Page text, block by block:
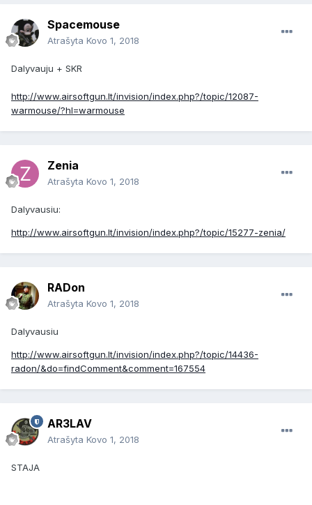
Spacemouse
Atrašyta Kovo 1, 2018
Dalyvauju + SKR
http://www.airsoftgun.lt/invision/index.php?/topic/12087-
warmouse/?hl=warmouse
Zenia
Atrašyta Kovo 1, 2018
Dalyvausiu:
http://www.airsoftgun.lt/invision/index.php?/topic/15277-zenia/
RADon
Atrašyta Kovo 1, 2018
Dalyvausiu
http://www.airsoftgun.lt/invision/index.php?/topic/14436-
radon/&do=findComment&comment=167554
AR3LAV
Atrašyta Kovo 1, 2018
STAJA